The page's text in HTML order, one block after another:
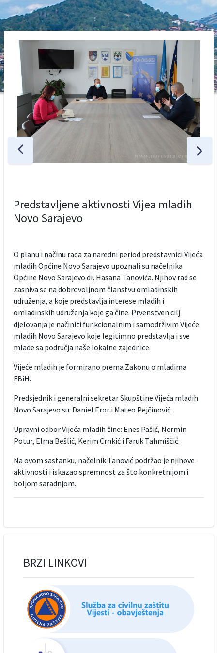
Predstavljene aktivnosti Vijea mladih
Novo Sarajevo
O planu i načinu rada za naredni period predstavnici Vijeća
mladih Općine Novo Sarajevo upoznali su načelnika
Općine Novo Sarajevo dr. Hasana Tanovića. Njihov rad se
zasniva se na dobrovoljnom članstvu omladinskih
udruženja, a koje predstavlja interese mladih i
omladinskih udruženja koje ga čine. Prvenstven cilj
djelovanja je načiniti funkcionalnim i samodrživim Vijeće
mladih Novo Sarajevo koje legitimno predstavlja i sve
mlade sa područja naše lokalne zajednice.
Vijeće mladih je formirano prema Zakonu o mladima
FBiH.
Predsjednik i generalni sekretar Skupštine Vijeća mladih
Novo Sarajevo su: Daniel Eror i Mateo Pejčinović.
Upravni odbor Vijeća mladih čine: Enes Pašić, Nermin
Potur, Elma Bešlić, Kerim Crnkić i Faruk Tahmiščić.
Na ovom sastanku, načelnik Tanović podržao je njihove
aktivnosti i iskazao spremnost za što konkretnijom i
boljom saradnjom.
BRZI LINKOVI